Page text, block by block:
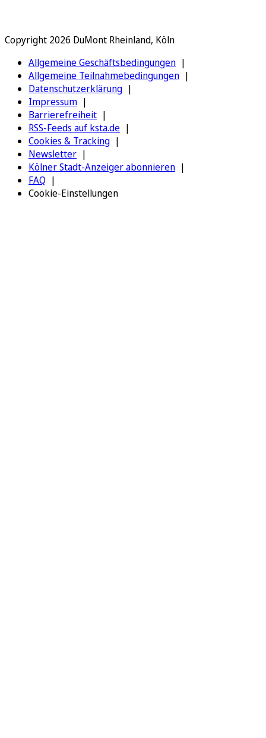
Copyright 2026 DuMont Rheinland, Köln
Allgemeine Geschäftsbedingungen
Allgemeine Teilnahmebedingungen
Datenschutzerklärung
Impressum
Barrierefreiheit
RSS-Feeds auf ksta.de
Cookies & Tracking
Newsletter
Kölner Stadt-Anzeiger abonnieren
FAQ
Cookie-Einstellungen